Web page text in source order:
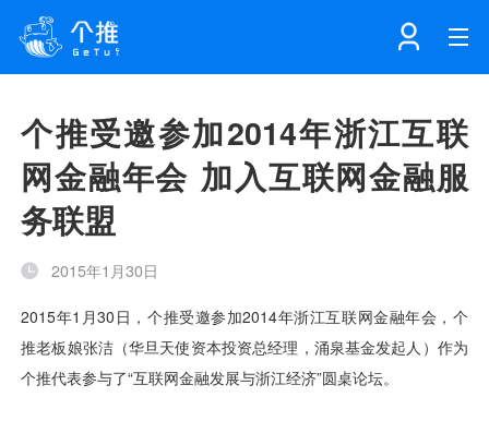
产品
个知·智能工作站
个知·智能营销AITA
解决方案
数据中台解决方案
开发者中心
注册 登录
个推受邀参加2014年浙江互联
网金融年会 加入互联网金融服
务联盟
2015年1月30日